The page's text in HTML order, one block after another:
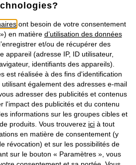
avec en susfrais de port & de service
Paramètres des cookies
Résilier le contrat
Tous droits réservés.
Français
ont besoin de votre consentement
en matière d’utilisation des données
et/ou de récupérer des
appareil (adresse IP, ID utilisateur,
identifiants des appareils).
est réalisée à des fins d'identification
également des adresses e-mail
adresser des publicités et contenus
l'impact des publicités et du contenu
informations sur les groupes cibles et
produits. Vous trouverez ici à tout
en matière de consentement (y
révocation) et sur les possibilités de
sur le bouton « Paramètres », vous